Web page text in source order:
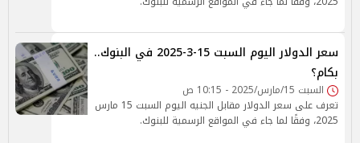
سعر الدولار اليوم السبت 15-3-2025 في البنوك..
بكام؟
السبت 15/مارس/2025 - 10:15 ص
تعرف على سعر الدولار مقابل الجنيه اليوم السبت 15 مارس
2025، وفقًا لما جاء في المواقع الرسمية للبنوك.